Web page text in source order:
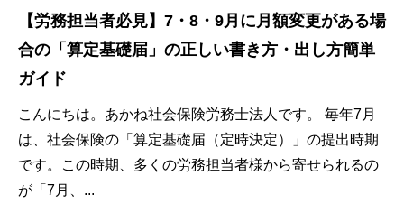
【労務担当者必見】7・8・9月に月額変更がある場
合の「算定基礎届」の正しい書き方・出し方簡単
ガイド
こんにちは。あかね社会保険労務士法人です。 毎年7月
は、社会保険の「算定基礎届（定時決定）」の提出時期
です。この時期、多くの労務担当者様から寄せられるの
が「7月、...